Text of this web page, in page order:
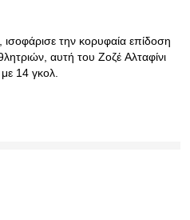
την κορυφαία επίδοση
αυτή του Ζοζέ Αλταφίνι
14 γκολ.